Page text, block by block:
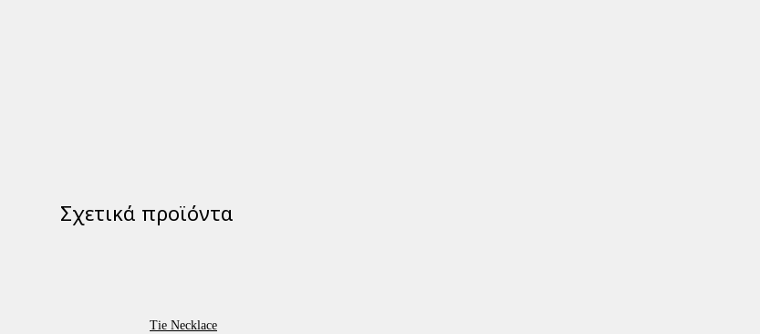
Σχετικά προϊόντα
Tie Necklace